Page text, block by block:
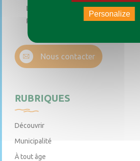
Le premier et troisième samedi du
Permanence téléphonique de 14h à
Nous contacter
RUBRIQUES
Découvrir
Municipalité
À tout âge
Personalize